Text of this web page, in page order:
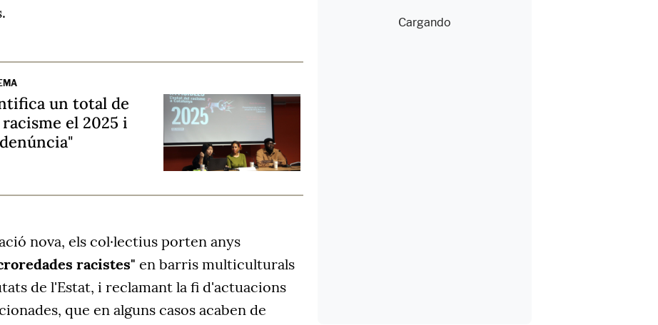
un total de
el 2025 i
nova, els col·lectius porten anys
racistes" en barris multiculturals
de l'Estat, i reclamant la fi d'actuacions
que en alguns casos acaben de